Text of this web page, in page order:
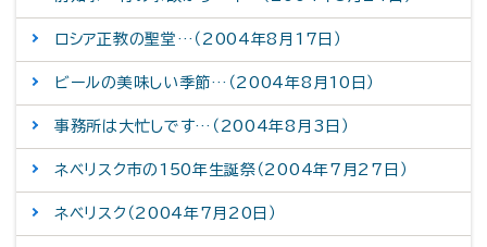
ロシア正教の聖堂…（2004年8月17日）
ビールの美味しい季節…（2004年8月10日）
事務所は大忙しです…（2004年8月3日）
ネベリスク市の150年生誕祭（2004年7月27日）
ネベリスク（2004年7月20日）